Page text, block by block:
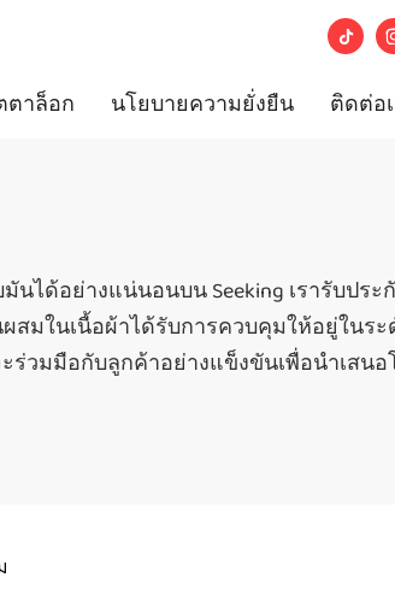
าล็อก นโยบายความยั่งยืน ติดต่อ
ด้อย่างแน่นอนบน Seeking เรารับประ
มในเนื้อผ้าได้รับการควบคุมให้อยู่ในร
ร่วมมือกับลูกค้าอย่างแข็งขันเพื่อนำเส